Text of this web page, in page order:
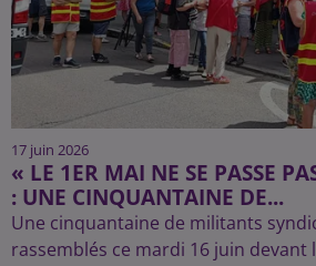
17 juin 2026
« LE 1ER MAI NE SE PASSE
: UNE CINQUANTAINE DE...
Une cinquantaine de militants
rassemblés ce mardi 16 juin devant